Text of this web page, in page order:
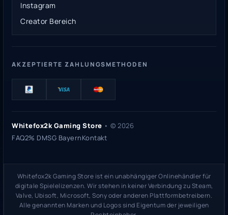
Instagram
Creator Bereich
AKZEPTIERTE ZAHLUNGSMETHODEN
Whitefox2k Gaming Store • © 2026
FAQ2% DMSG BayernKontakt
Whitefox2k Gaming Store ist ein unabhängiger Onlinehändler für
digitale Spielelizenzen. Wir stehen in keiner Verbindung zu Steam,
Valve, Ubisoft, Microsoft, Sony oder anderen Plattformbetreibern.
Alle genannten Marken und Logos sind Eigentum der jeweiligen